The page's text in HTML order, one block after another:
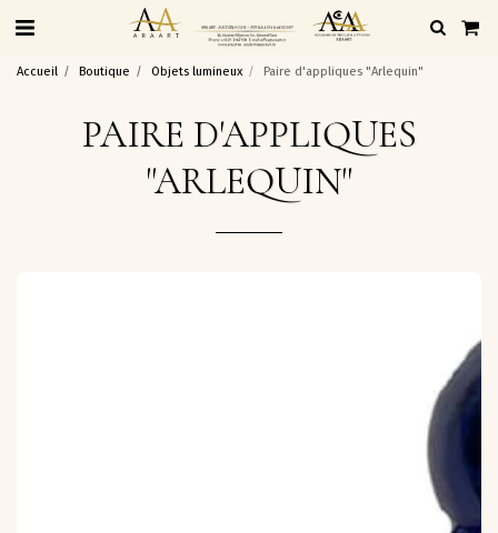
Accueil Boutique Objets lumineux Paire d'appliques "Arlequin"
PAIRE D'APPLIQUES
"ARLEQUIN"